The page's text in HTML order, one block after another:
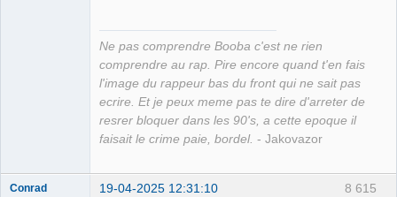
Ne pas comprendre Booba c'est ne rien
comprendre au rap. Pire encore quand t'en fais
l'image du rappeur bas du front qui ne sait pas
ecrire. Et je peux meme pas te dire d'arreter de
resrer bloquer dans les 90's, a cette epoque il
faisait le crime paie, bordel. - Jakovazor
8 615
Conrad 19-04-2025 12:31:10